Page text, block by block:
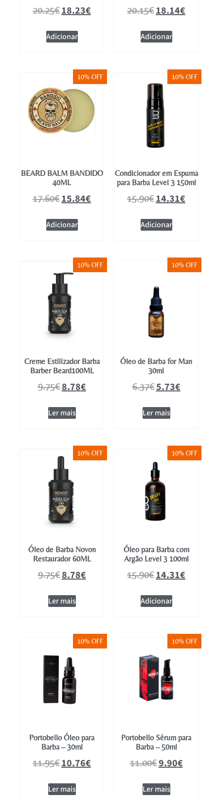
20.25€18.23€
Adicionar
20.15€18.14€
Adicionar
10% OFF
BEARD BALM BANDIDO
40ML
17.60€15.84€
Adicionar
10% OFF
Condicionador em Espuma
para Barba Level 3 150ml
15.90€14.31€
Adicionar
10% OFF
Creme Estilizador Barba
Barber Beard100ML
9.75€8.78€
Ler mais
10% OFF
Óleo de Barba for Man
30ml
6.37€5.73€
Ler mais
10% OFF
Óleo de Barba Novon
Restaurador 60ML
9.75€8.78€
Ler mais
10% OFF
Óleo para Barba com
Argão Level 3 100ml
15.90€14.31€
Adicionar
10% OFF
Portobello Óleo para
Barba – 30ml
11.95€10.76€
Ler mais
10% OFF
Portobello Sérum para
Barba – 50ml
11.00€9.90€
Ler mais